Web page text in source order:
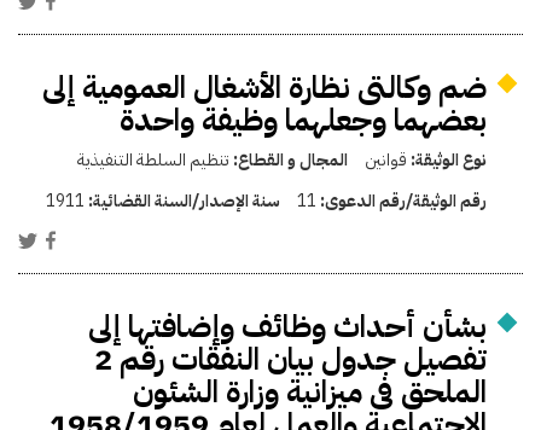
ضم وكالتى نظارة الأشغال العمومية إلى
بعضهما وجعلهما وظيفة واحدة
نوع الوثيقة: قوانين المجال و القطاع: تنظيم السلطة التنفيذية
رقم الوثيقة/رقم الدعوى: 11 سنة الإصدار/السنة القضائية: 1911
بشأن أحداث وظائف وإضافتها إلى
تفصيل جدول بيان النفقات رقم 2
الملحق فى ميزانية وزارة الشئون